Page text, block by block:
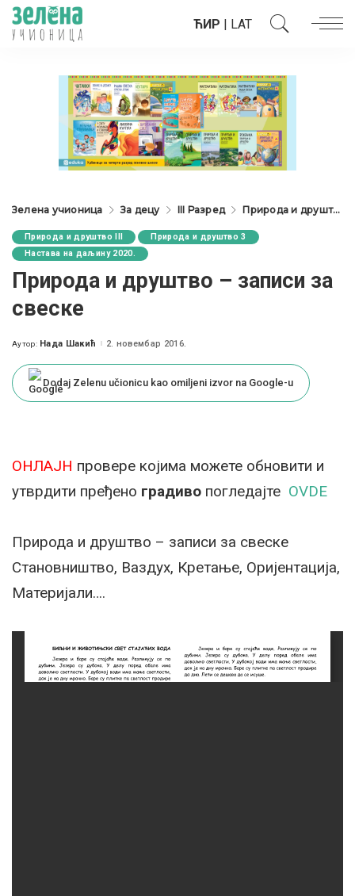
ЋИР | LAT
Зелена учионица За децу III Разред Природа и друштво III
Природа и друштво III
Природа и друштво 3
Настава на даљину 2020.
Природа и друштво – записи за
свеске
Posted
Аутор: Нада Шакић 2. новембар 2016.
Dodaj Zelenu učionicu kao omiljeni izvor na Google-u
ОНЛАЈН провере којима можете обновити и
утврдити пређено градиво погледајте OVDE
Природа и друштво – записи за свеске
Становништво, Ваздух, Кретање, Оријентација,
Материјали….